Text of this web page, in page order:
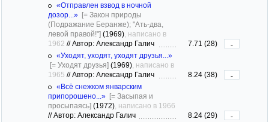
«Отправлен взвод в ночной
дозор...» [= Закон природы
(Подражание Беранже); "Ать-два,
левой правой!"] (1969) , написано в
1962 //Автор: Александр Галич 7.71 (28)
-
«Уходят, уходят, уходят друзья...»
[= Уходят друзья] (1969) , написано в
1965 //Автор: Александр Галич 8.24 (38)
-
«Всё снежком январским
припорошено...» [= Засыпая и
просыпаясь] (1972) , написано в 1966
//Автор: Александр Галич 8.24 (29)
-